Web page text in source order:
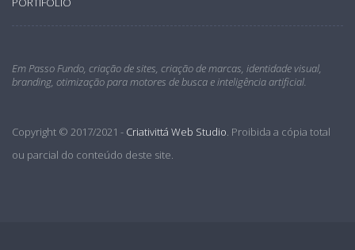
Em Passo Fundo, criação de sites, criação de marcas, identidade visual,
branding, otimização para motores de busca e inteligência artificial.
Copyright © 2017/2021 - Criativittá Web Studio. Proibida a cópia total
ou parcial do conteúdo deste site.